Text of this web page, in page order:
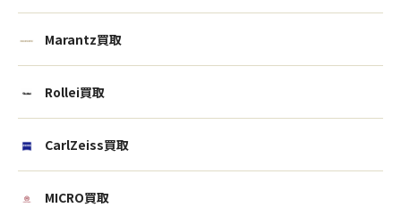
Marantz買取
Rollei買取
CarlZeiss買取
MICRO買取